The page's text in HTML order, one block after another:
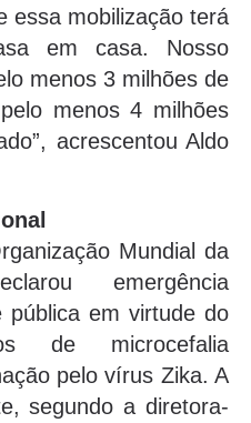
essa mobilização terá
em casa. Nosso
menos 3 milhões de
menos 4 milhões
acrescentou Aldo
Mundial da
emergência
pública em virtude do
de microcefalia
pelo vírus Zika. A
segundo a diretora-